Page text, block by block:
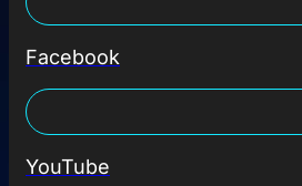
Facebook
YouTube